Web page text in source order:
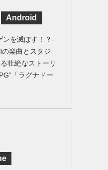
Android
ンを滅ぼす！？-
楽曲とスタジ
壮絶なストーリ
「ラグナドー